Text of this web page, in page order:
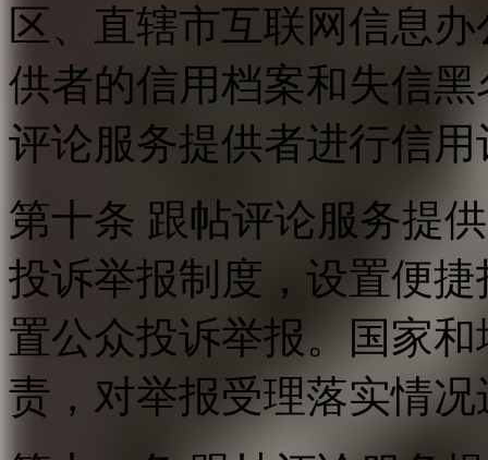
区、直辖市互联网信息
供者的信用档案和失信
评论服务提供者进行信用
第十条 跟帖评论服务提
投诉举报制度，设置便
置公众投诉举报。国家
责，对举报受理落实情